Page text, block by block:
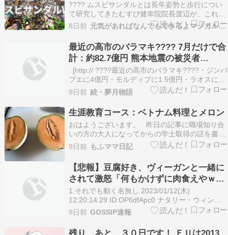
???? ムスビサンダルとは長年姿勢と歩行につい
て研究してきたむすび健幸院院長渡辺が、これま
で培ってきた知識と経験を活かし本来持つ足の動
きと機能を取り戻すために開発したベアフットサ
ンダルです。 ???? ムスビサンダルの主な特徴☑
足本来の動き・働きが取り戻される☑ 理にかな
っ…
8日前 元気があればなんでもできるよマジカルパワー
最近の高市のバラマキ???? 7月だけで合
計：約82.7億円 熊本地震の被災者
は？？？
[http:// ????最近の高市のバラマキ????・ジンバ
ブエに4億円・モルディブに1.5億円・ラオスに
3.7億円・ソロモン諸島に2.9億円・モンゴルに9.8
億円・イエメンに3億円・インドネシアに2.5億
円・インドに2.5億円・ネパールに4.1億円・エル
サルバドルに2億…
9日前 続・夢月物語
生涯教育コース：ベトナム料理とメロン
おはようございます。 昨日の記事に職場知り合
いの方の大人になってからの学士取得の話を書い
ておりまして、ふと思い出しました。 さういえ
ば、ユタ大には確かライフロング学習コースなん
ていうのもあったな 大学の単位とは別に、あれ
やらこれやら好きな事を学べるものらしいので、
ちょっと…
9日前 もふママ日記
【悲報】豆腐好き、ヴィーガンと一緒に
されて激怒「何もかけずに肉食えやｗｗ
ｗ」
1 それでも動く名無し 2023/01/12(木)
12:20:14.29 ID:OP6dfApc0 ナタリー・ウィンさ
ん 「豆腐が本当に好きな人がいるなんて信じがた
い、味も食感もないのになにが好きなの？」
「"でも味付けするから！"って言う人もいるけ
9日前 GOSSIP速報
残り、あと、３０日です！ ＥＵは2013